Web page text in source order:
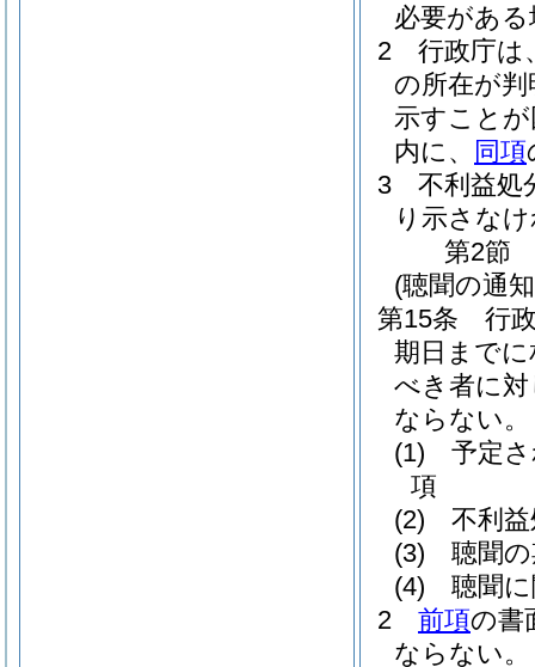
必要があ
2
行政庁は
の所在が
示すこと
内に、
同項
3
不利益処
り示さな
第2節
(聴聞の通
第15条
行
期日まで
べき者に
ならない。
(1)
予定
項
(2)
不利
(3)
聴聞
(4)
聴聞
2
前項の書
ならない。